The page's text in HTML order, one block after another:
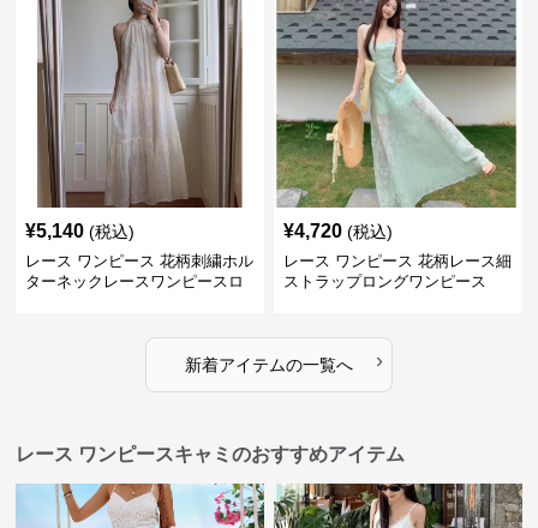
¥5,140 (税込)
レース ワンピース 花柄刺繍ホル
ターネックレースワンピースロ
¥4,720 (税込)
レース ワンピース 花柄レース細
ストラップロングワンピース
新着アイテムの一覧へ ›
レース ワンピースキャミのおすすめアイテム